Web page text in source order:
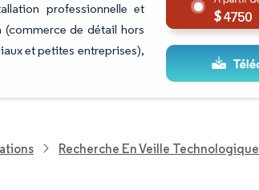
professionnelle et
de détail hors
et petites entreprises),
4750
Recherche En Veille Technologique